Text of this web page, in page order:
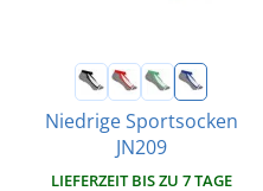
Niedrige Sportsocken
JN209
LIEFERZEIT BIS ZU 7 TAGE